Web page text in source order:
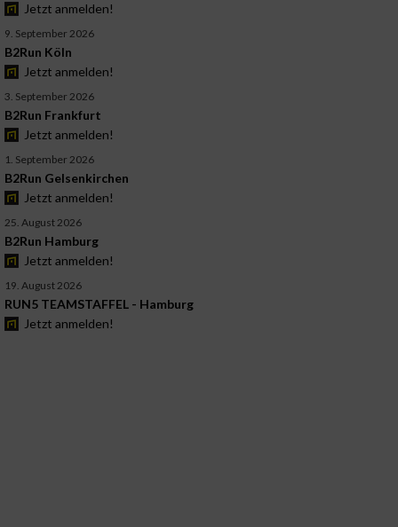
Jetzt anmelden!
9. September 2026
B2Run Köln
Jetzt anmelden!
3. September 2026
B2Run Frankfurt
Jetzt anmelden!
1. September 2026
B2Run Gelsenkirchen
Jetzt anmelden!
25. August 2026
B2Run Hamburg
Jetzt anmelden!
19. August 2026
RUN5 TEAMSTAFFEL - Hamburg
Jetzt anmelden!